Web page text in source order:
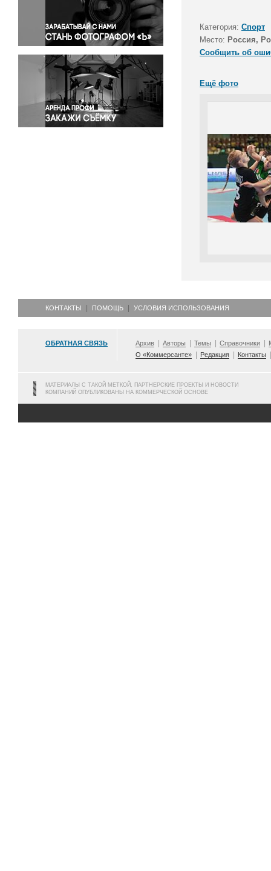
Правосудие
Происшествия и конфликты
Религия
Светская жизнь
Спорт
Экология
Экономика и бизнес
Категория: Спорт
Место: Россия,
Сообщить об
Ещё фото
КОНТАКТЫ ПОМОЩЬ УСЛОВИЯ ИСПОЛЬЗОВАНИЯ
ОБРАТНАЯ СВЯЗЬ Архив Авторы Темы Справочники
О «Коммерсанте»
Редакция Контакты
МАТЕРИАЛЫ С ТАКОЙ МЕТКОЙ, ПАРТНЕРСКИЕ ПРОЕКТЫ И НОВОСТИ
КОМПАНИЙ ОПУБЛИКОВАНЫ НА КОММЕРЧЕСКОЙ ОСНОВЕ